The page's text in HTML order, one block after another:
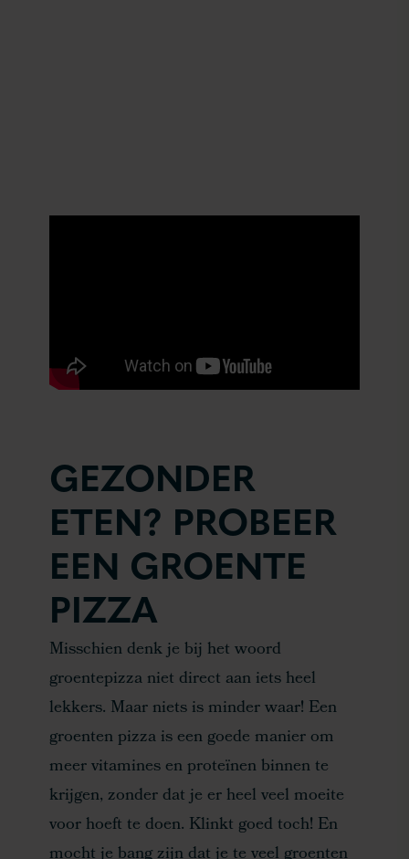
GEZONDER
ETEN? PROBEER
EEN GROENTE
PIZZA
Misschien denk je bij het woord
groentepizza niet direct aan iets heel
lekkers. Maar niets is minder waar! Een
groenten pizza is een goede manier om
meer vitamines en proteïnen binnen te
krijgen, zonder dat je er heel veel moeite
voor hoeft te doen. Klinkt goed toch! En